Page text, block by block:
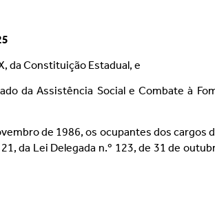
da Constituição Estadual, e
da Assistência Social e Combate à
de 1986, os ocupantes dos
21, da Lei Delegada n.º 123, de 31 de